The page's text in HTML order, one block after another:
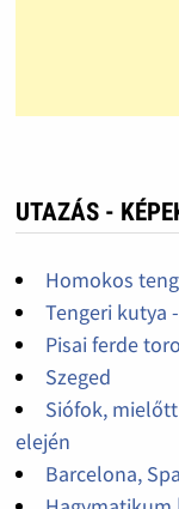
UTAZÁS -
Homokos
Tengeri kutya
Pisai ferde
Szeged
Siófok,
elején
Barcelona,